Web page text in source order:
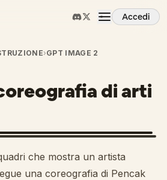
Accedi
›GPT IMAGE 2
di arti
che mostra un artista
una coreografia di Pencak